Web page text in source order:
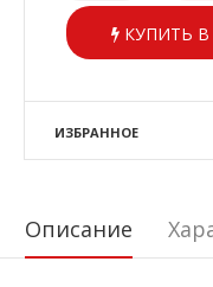
КУПИТЬ В
ИЗБРАННОЕ
Описание